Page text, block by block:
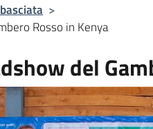
>
Rosso in Kenya
del